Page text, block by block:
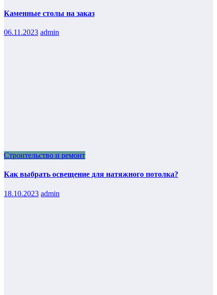
Каменные столы на заказ
06.11.2023 admin
Строительство и ремонт
Как выбрать освещение для натяжного потолка?
18.10.2023 admin